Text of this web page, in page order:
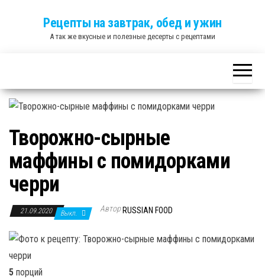
Рецепты на завтрак, обед и ужин
А так же вкусные и полезные десерты с рецептами
Творожно-сырные
маффины с помидорками
черри
21.09.2020 Выкл. Автор RUSSIAN FOOD
5 порций